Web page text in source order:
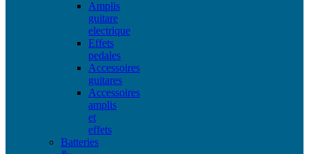
Amplis
guitare
electrique
Effets
pedales
Accessoires
guitares
Accessoires
amplis
et
effets
Batteries